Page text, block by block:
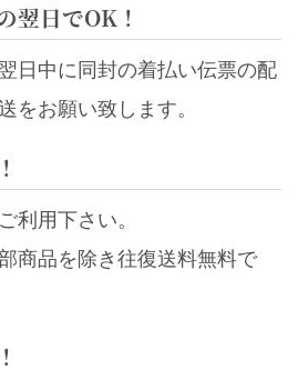
翌日でOK！
日中に同封の着払い伝票の配
をお願い致します。
利用下さい。
商品を除き往復送料無料で